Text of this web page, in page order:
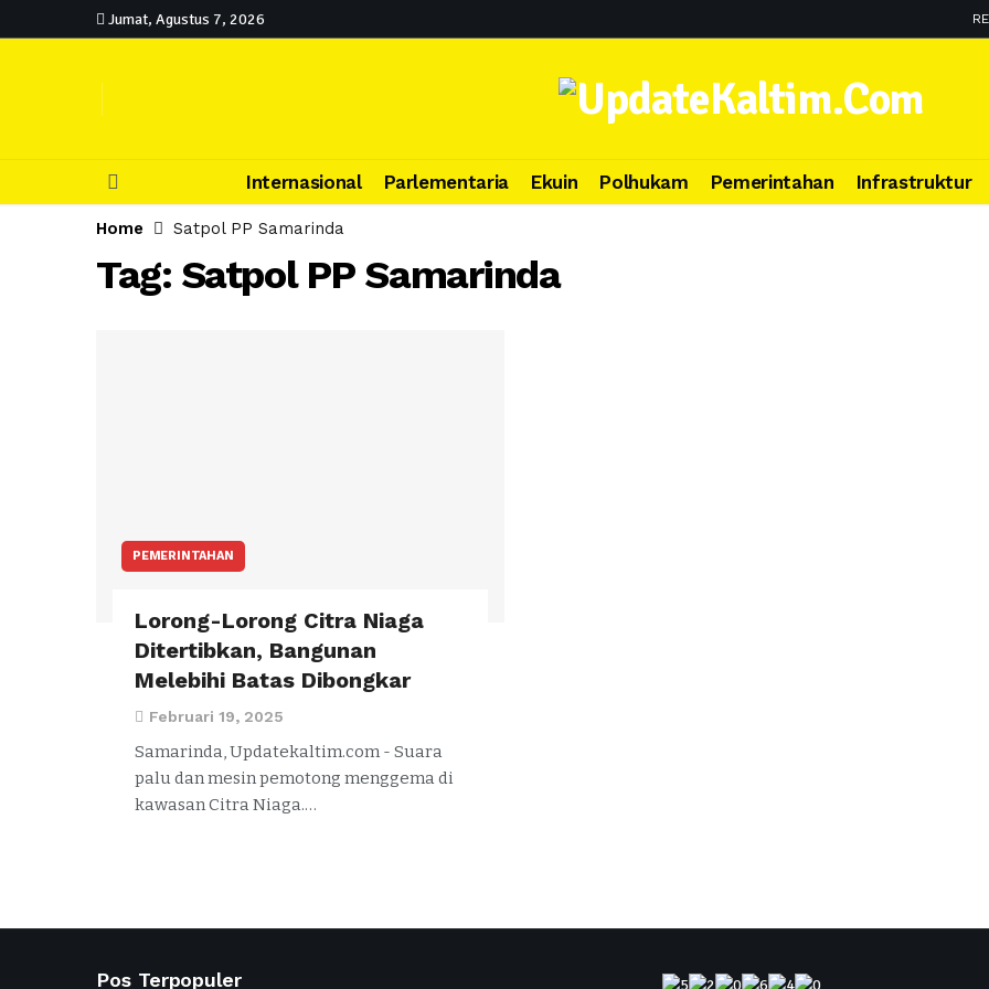
Jumat, Agustus 7, 2026
Internasional Parlementaria Ekuin Polhukam Pemerintahan Infrastruktur
Home Satpol PP Samarinda
Tag: Satpol PP Samarinda
PEMERINTAHAN
Lorong-Lorong Citra Niaga
Ditertibkan, Bangunan
Melebihi Batas Dibongkar
Februari 19, 2025
Samarinda, Updatekaltim.com - Suara
palu dan mesin pemotong menggema di
kawasan Citra Niaga.…
Pos Terpopuler